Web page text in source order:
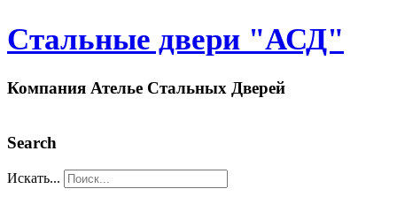
Стальные двери "АСД"
Компания Ателье Стальных Дверей
Search
Искать...